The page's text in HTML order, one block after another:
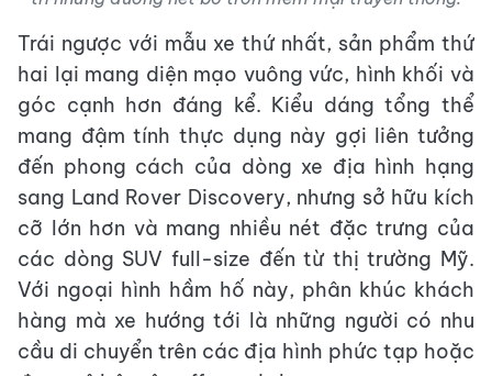
Trái ngược với mẫu xe thứ nhất, sản phẩm thứ
hai lại mang diện mạo vuông vức, hình khối và
góc cạnh hơn đáng kể. Kiểu dáng tổng thể
mang đậm tính thực dụng này gợi liên tưởng
đến phong cách của dòng xe địa hình hạng
sang Land Rover Discovery, nhưng sở hữu kích
cỡ lớn hơn và mang nhiều nét đặc trưng của
các dòng SUV full-size đến từ thị trường Mỹ.
Với ngoại hình hầm hố này, phân khúc khách
hàng mà xe hướng tới là những người có nhu
cầu di chuyển trên các địa hình phức tạp hoặc